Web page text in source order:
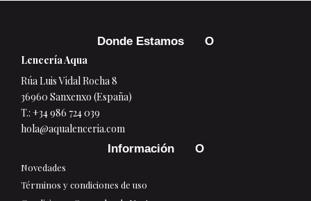
Donde Estamos
Lencería Aqua
Rúa Luis Vidal Rocha 8
36960 Sanxenxo (España)
T.: +34 986 724 039
hola@aqualenceria.com
Información
Novedades
Términos y condiciones de uso